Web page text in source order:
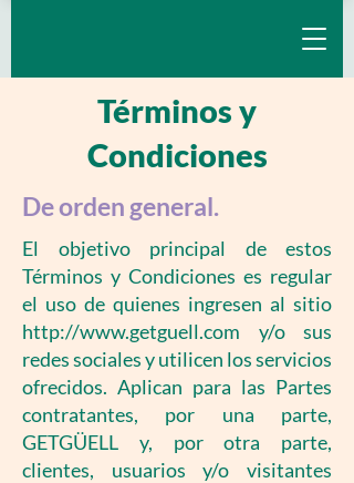
Términos y
Condiciones
De orden general.
El objetivo principal de estos
Términos y Condiciones es regular
el uso de quienes ingresen al sitio
http://www.getguell.com y/o sus
redes sociales y utilicen los servicios
ofrecidos. Aplican para las Partes
contratantes, por una parte,
GETGÜELL y, por otra parte,
clientes, usuarios y/o visitantes